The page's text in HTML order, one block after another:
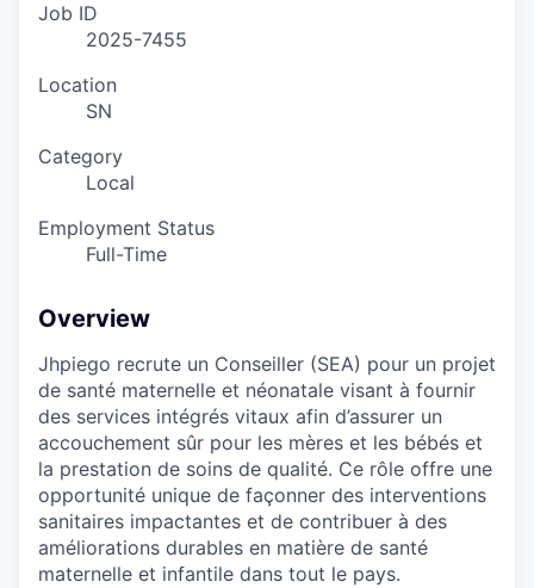
Job ID
2025-7455
Location
SN
Category
Local
Employment Status
Full-Time
Overview
Jhpiego recrute un Conseiller (SEA) pour un projet
de santé maternelle et néonatale visant à fournir
des services intégrés vitaux afin d’assurer un
accouchement sûr pour les mères et les bébés et
la prestation de soins de qualité. Ce rôle offre une
opportunité unique de façonner des interventions
sanitaires impactantes et de contribuer à des
améliorations durables en matière de santé
maternelle et infantile dans tout le pays.